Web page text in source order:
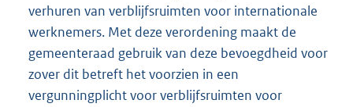
verhuren van verblijfsruimten voor internationale
werknemers. Met deze verordening maakt de
gemeenteraad gebruik van deze bevoegdheid voor
zover dit betreft het voorzien in een
vergunningplicht voor verblijfsruimten voor